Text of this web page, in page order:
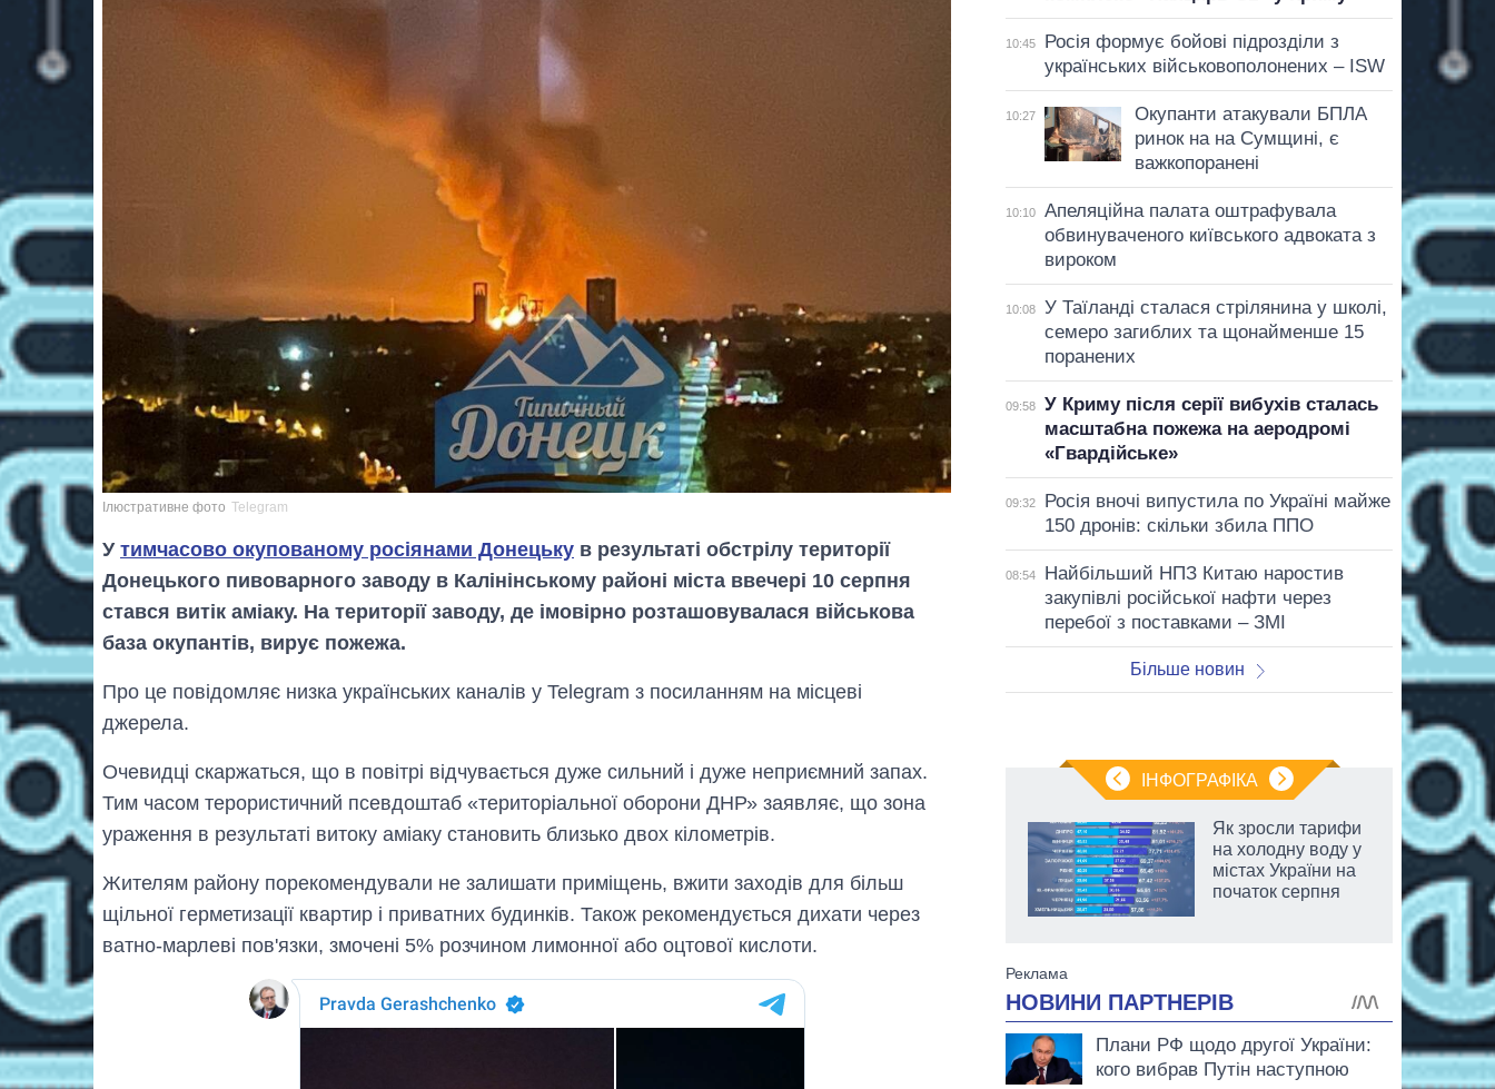
Ілюстративне фото Telegram
У тимчасово окупованому росіянами Донецьку в результаті обстрілу території
Донецького пивоварного заводу в Калінінському районі міста ввечері 10 серпня
стався витік аміаку. На території заводу, де імовірно розташовувалася військова
база окупантів, вирує пожежа.
Про це повідомляє низка українських каналів у Telegram з посиланням на місцеві
джерела.
Очевидці скаржаться, що в повітрі відчувається дуже сильний і дуже неприємний запах.
Тим часом терористичний псевдоштаб «територіальної оборони ДНР» заявляє, що зона
ураження в результаті витоку аміаку становить близько двох кілометрів.
Жителям району порекомендували не залишати приміщень, вжити заходів для більш
щільної герметизації квартир і приватних будинків. Також рекомендується дихати через
ватно-марлеві пов'язки, змочені 5% розчином лимонної або оцтової кислоти.
10:45
Росія формує бойові підрозділи з
українських військовополонених – ISW
10:27
Окупанти атакували БПЛА
ринок на на Сумщині, є
важкопоранені
10:10
Апеляційна палата оштрафувала
обвинуваченого київського адвоката з
вироком
10:08
У Таїланді сталася стрілянина у школі,
семеро загиблих та щонайменше 15
поранених
09:58
У Криму після серії вибухів сталась
масштабна пожежа на аеродромі
«Гвардійське»
09:32
Росія вночі випустила по Україні майже
150 дронів: скільки збила ППО
08:54
Найбільший НПЗ Китаю наростив
закупівлі російської нафти через
перебої з поставками – ЗМІ
Більше новин
ІНФОГРАФІКА
область стали
головною ціллю
Як зросли тарифи
на холодну воду у
містах України на
початок серпня